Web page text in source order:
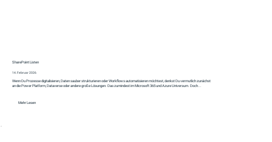
SharePoint Listen
14. Februar 2026
Wenn Du Prozesse digitalisieren, Daten sauber strukturieren oder Workflows automatisieren möchtest, denkst Du vermutlich zunächst
an die Power Platform, Dataverse oder andere große Lösungen. Das zumindest im Microsoft 365 und Azure Universum. Doch...
Mehr Lesen